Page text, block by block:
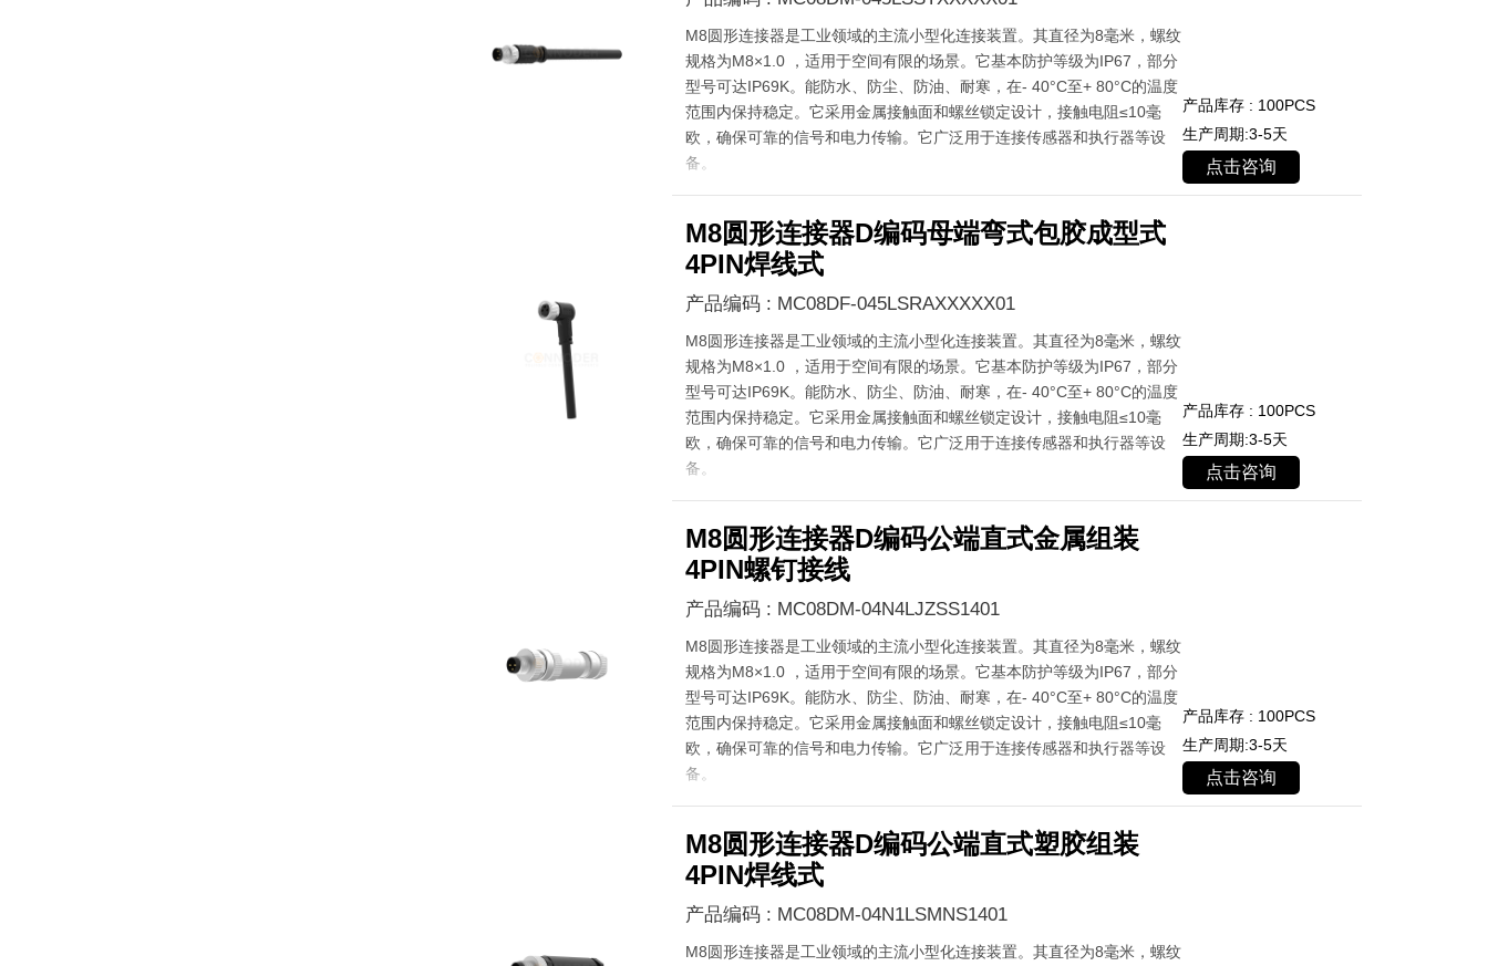
M8圆形连接器是工业领域的主流小型化连接装置。其直径为8毫米，螺纹
规格为M8×1.0 ，适用于空间有限的场景。它基本防护等级为IP67，部分
型号可达IP69K。能防水、防尘、防油、耐寒，在- 40°C至+ 80°C的温度
范围内保持稳定。它采用金属接触面和螺丝锁定设计，接触电阻≤10毫
欧，确保可靠的信号和电力传输。它广泛用于连接传感器和执行器等设
备。
产品库存 : 100PCS
生产周期:3-5天
点击咨询
M8圆形连接器D编码母端弯式包胶成型式
4PIN焊线式
产品编码 : MC08DF-045LSRAXXXXX01
M8圆形连接器是工业领域的主流小型化连接装置。其直径为8毫米，螺纹
规格为M8×1.0 ，适用于空间有限的场景。它基本防护等级为IP67，部分
型号可达IP69K。能防水、防尘、防油、耐寒，在- 40°C至+ 80°C的温度
范围内保持稳定。它采用金属接触面和螺丝锁定设计，接触电阻≤10毫
欧，确保可靠的信号和电力传输。它广泛用于连接传感器和执行器等设
备。
产品库存 : 100PCS
生产周期:3-5天
点击咨询
M8圆形连接器D编码公端直式金属组装
4PIN螺钉接线
产品编码 : MC08DM-04N4LJZSS1401
M8圆形连接器是工业领域的主流小型化连接装置。其直径为8毫米，螺纹
规格为M8×1.0 ，适用于空间有限的场景。它基本防护等级为IP67，部分
型号可达IP69K。能防水、防尘、防油、耐寒，在- 40°C至+ 80°C的温度
范围内保持稳定。它采用金属接触面和螺丝锁定设计，接触电阻≤10毫
欧，确保可靠的信号和电力传输。它广泛用于连接传感器和执行器等设
备。
产品库存 : 100PCS
生产周期:3-5天
点击咨询
M8圆形连接器D编码公端直式塑胶组装
4PIN焊线式
产品编码 : MC08DM-04N1LSMNS1401
M8圆形连接器是工业领域的主流小型化连接装置。其直径为8毫米，螺纹